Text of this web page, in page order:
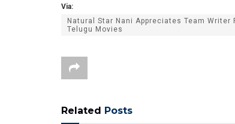
Via:
Natural Star Nani Appreciates Team
Telugu Movies
Related Posts